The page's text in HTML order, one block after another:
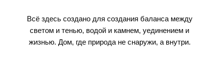
Всё здесь создано для создания баланса между
светом и тенью, водой и камнем, уединением и
жизнью. Дом, где природа не снаружи, а внутри.